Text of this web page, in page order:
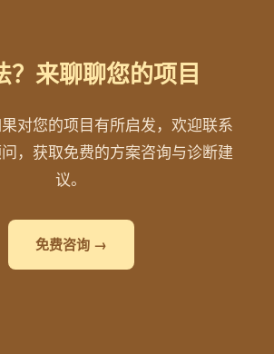
？来聊聊您的项目
对您的项目有所启发，欢迎联系
，获取免费的方案咨询与诊断建
议。
免费咨询 →